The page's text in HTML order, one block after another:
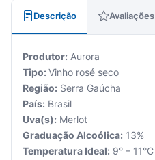
Descrição Avaliações
Produtor: Aurora
Tipo: Vinho rosé seco
Região: Serra Gaúcha
País: Brasil
Uva(s): Merlot
Graduação Alcoólica: 13%
Temperatura Ideal: 9° – 11°C